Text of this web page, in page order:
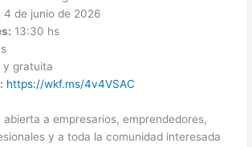
4 de junio de 2026
13:30 hs
y gratuita
https://wkf.ms/4v4VSAC
a empresarios, emprendedores,
y a toda la comunidad interesada